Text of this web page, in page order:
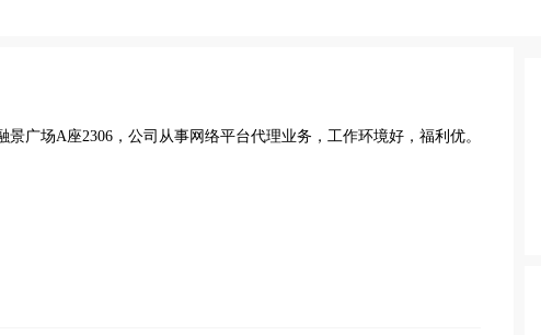
广场A座2306，公司从事网络平台代理业务，工作环境好，福利优。